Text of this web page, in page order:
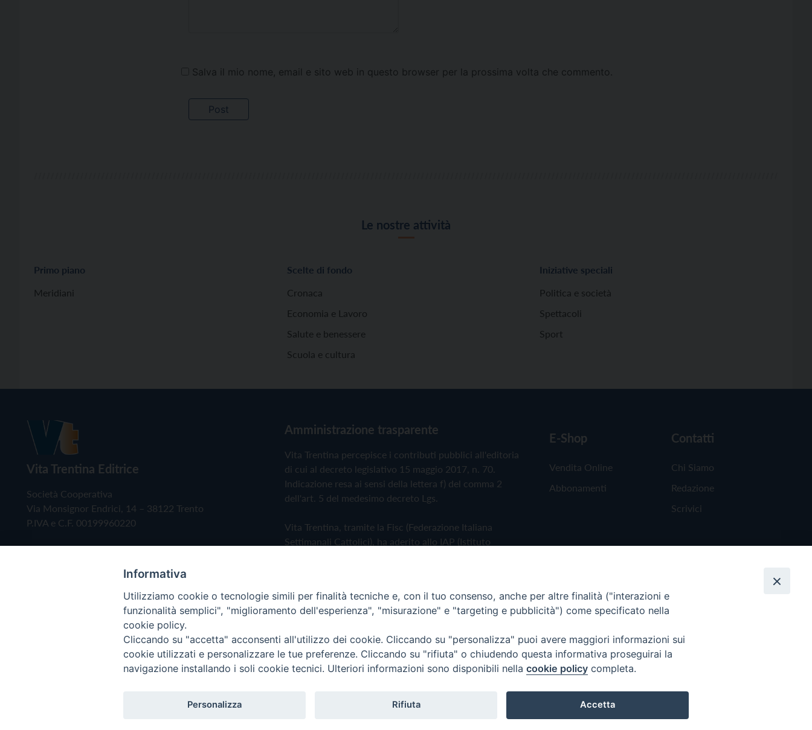
Salva il mio nome, email e sito web in questo browser per la prossima volta che commento.
Le nostre attività
Primo piano
Meridiani
Scelte di fondo
Cronaca
Economia e Lavoro
Salute e benessere
Scuola e cultura
Iniziative speciali
Politica e società
Spettacoli
Sport
Vita Trentina Editrice
Società Cooperativa
Via Monsignor Endrici, 14 – 38122 Trento
P.IVA e C.F. 00199960220
Amministrazione trasparente
Vita Trentina percepisce i contributi pubblici all'editoria
di cui al decreto legislativo 15 maggio 2017, n. 70.
Indicazione resa ai sensi della lettera f) del comma 2
dell'art. 5 del medesimo decreto Lgs.
Vita Trentina, tramite la Fisc (Federazione Italiana
Settimanali Cattolici), ha aderito allo IAP (Istituto
Privacy Policy Cookie Policy
E-Shop
Vendita Online
Abbonamenti
Contatti
Chi Siamo
Redazione
Scrivici
Copyright © 2019 - Tutti i diritti riservati - Vita Trentina Editrice
Informativa
Utilizziamo cookie o tecnologie simili per finalità tecniche e, con il tuo consenso, anche per altre finalità ("interazioni e
funzionalità semplici", "miglioramento dell'esperienza", "misurazione" e "targeting e pubblicità") come specificato nella
cookie policy.
Cliccando su "accetta" acconsenti all'utilizzo dei cookie. Cliccando su "personalizza" puoi avere maggiori informazioni sui
cookie utilizzati e personalizzare le tue preferenze. Cliccando su "rifiuta" o chiudendo questa informativa proseguirai la
navigazione installando i soli cookie tecnici. Ulteriori informazioni sono disponibili nella cookie policy completa.
Personalizza Rifiuta Accetta